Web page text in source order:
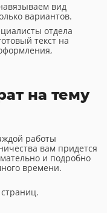
вид
вариантов.
отдела
текст на
на тему
работы
вам придется
и подробно
времени.